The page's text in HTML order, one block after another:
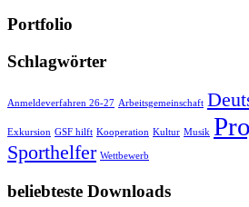
Portfolio
Schlagwörter
Anmeldeverfahren 26-27 Arbeitsgemeinschaft
Exkursion GSF hilft Kooperation Kultur Musik
Sporthelfer Wettbewerb
beliebteste Downloads